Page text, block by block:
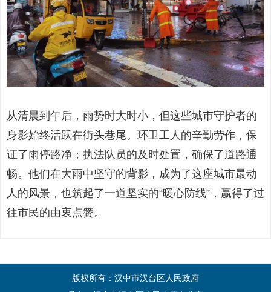
从清晨到午后，雨势时大时小，但这些城市守护者的
身影始终活跃在街头巷尾。环卫工人的辛勤劳作，保
证了雨停路净；执法队员的及时处置，确保了道路通
畅。他们在大雨中坚守的背影，成为了这座城市最动
人的风景，也筑起了一道坚实的“暖心防线”，赢得了过
往市民的由衷点赞。
版权所有：汉中市汉台区人民政府